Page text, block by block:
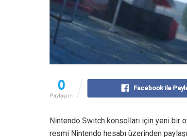
0
Paylaşım
Facebook ile
Nintendo Switch konsolları için yeni bir
resmi Nintendo hesabı üzerinden